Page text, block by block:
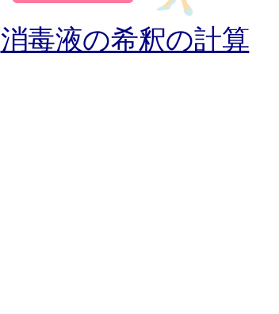
消毒液の希釈の計算